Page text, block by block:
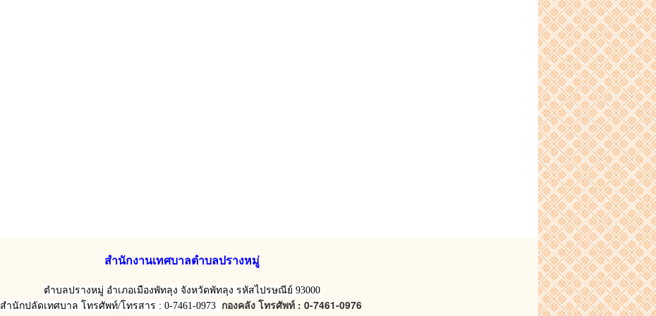
สำนักงานเทศบาลตำบลปรางหมู่
ตำบลปรางหมู่ อำเภอเมืองพัทลุง จังหวัดพัทลุง รหัสไปรษณีย์ 93000
สำนักปลัดเทศบาล โทรศัพท์/โทรสาร : 0-7461-0973 กองคลัง โทรศัพท์ : 0-7461-0976